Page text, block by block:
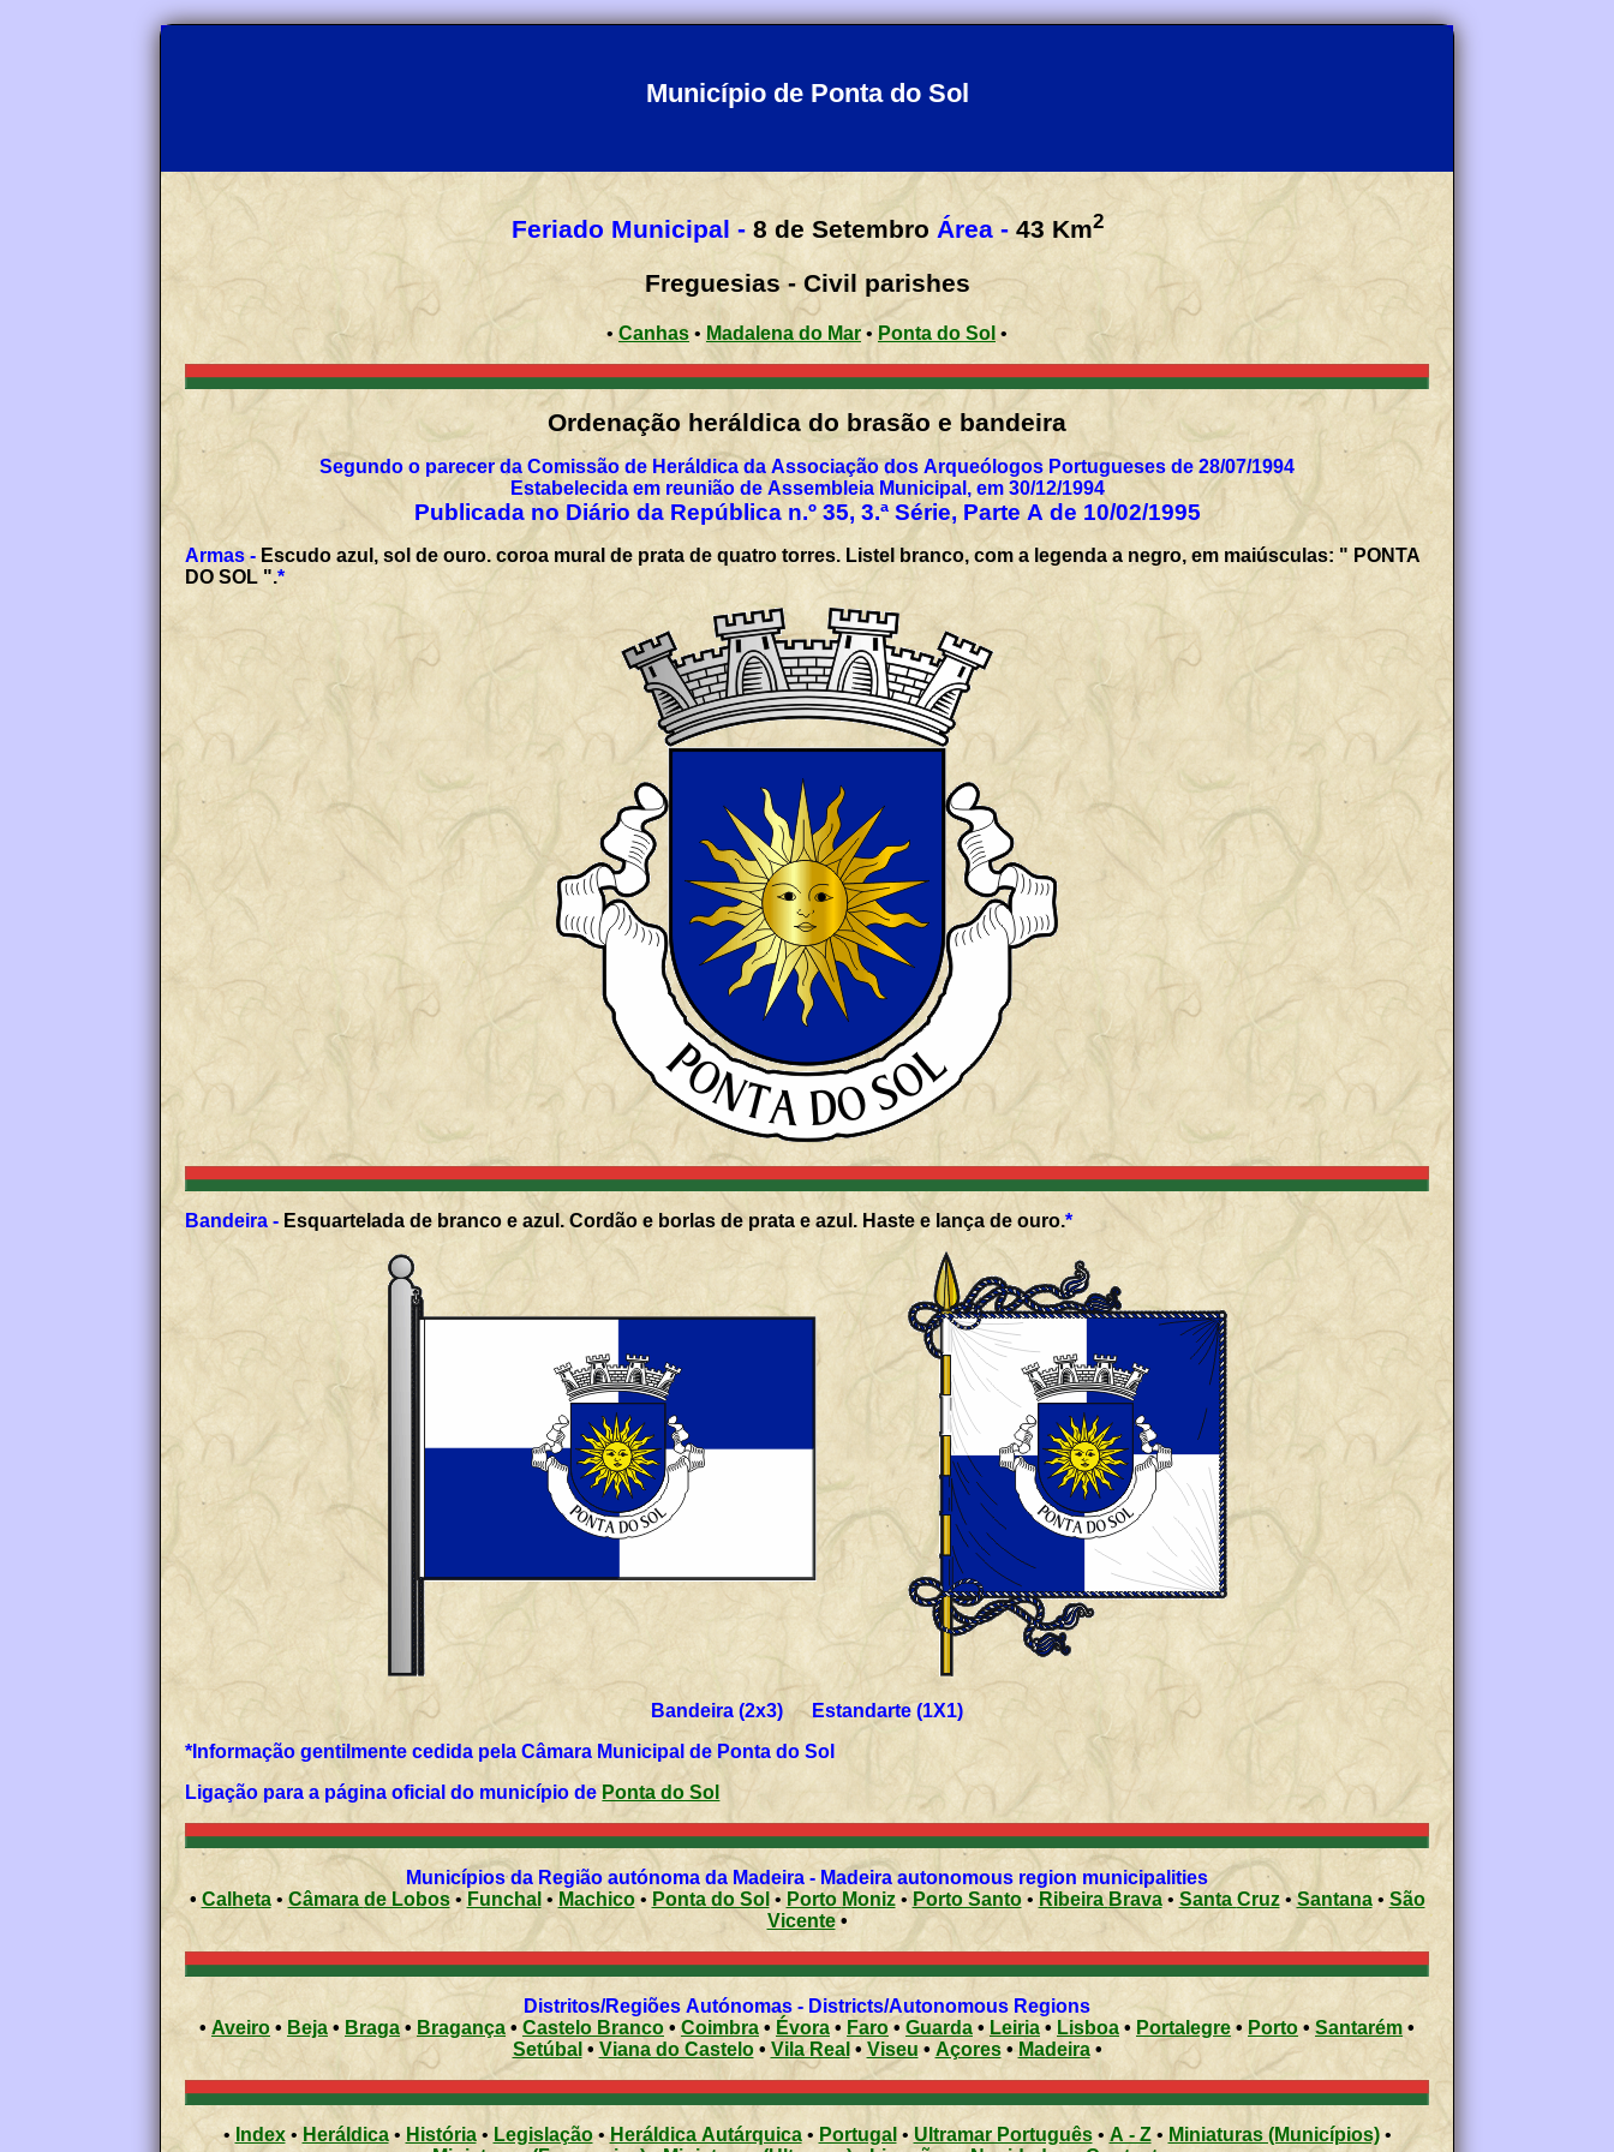
Município de Ponta do Sol
Feriado Municipal - 8 de Setembro Área - 43 Km2
Freguesias - Civil parishes
• Canhas • Madalena do Mar• Ponta do Sol •
Ordenação heráldica do brasão e bandeira
Segundo o parecer da Comissão de Heráldica da Associação dos Arqueólogos Portugueses de 28/07/1994
Estabelecida em reunião de Assembleia Municipal, em 30/12/1994
Publicada no Diário da República n.º 35, 3.ª Série, Parte A de 10/02/1995
Armas - Escudo azul, sol de ouro. coroa mural de prata de quatro torres. Listel branco, com a legenda a negro, em maiúsculas: " PONTA
DO SOL ".*
Bandeira - Esquartelada de branco e azul. Cordão e borlas de prata e azul. Haste e lança de ouro.*
Bandeira (2x3) Estandarte (1X1)
*Informação gentilmente cedida pela Câmara Municipal de Ponta do Sol
Ligação para a página oficial do município de Ponta do Sol
Municípios da Região autónoma da Madeira - Madeira autonomous region municipalities
• Calheta• Câmara de Lobos• Funchal • Machico• Ponta do Sol • Porto Moniz• Porto Santo• Ribeira Brava• Santa Cruz•Santana• São
Vicente •
Distritos/Regiões Autónomas - Districts/Autonomous Regions
• Aveiro • Beja • Braga • Bragança• Castelo Branco • Coimbra • Évora • Faro• Guarda • Leiria • Lisboa• Portalegre • Porto • Santarém •
Setúbal • Viana do Castelo• Vila Real • Viseu• Açores • Madeira •
• Index• Heráldica• História • Legislação •Heráldica Autárquica• Portugal • Ultramar Português• A - Z• Miniaturas (Municípios)•